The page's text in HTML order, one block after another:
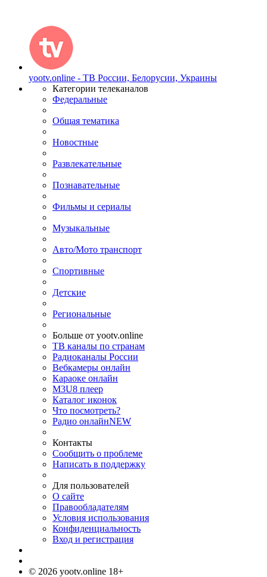
yootv.online - ТВ России, Белорусии, Украины
Категории телеканалов
Федеральные
Общая тематика
Новостные
Развлекательные
Познавательные
Фильмы и сериалы
Музыкальные
Авто/Мото транспорт
Спортивные
Детские
Региональные
Больше от yootv.online
ТВ каналы по странам
Радиоканалы России
Вебкамеры онлайн
Караоке онлайн
M3U8 плеер
Каталог иконок
Что посмотреть?
Радио онлайнNEW
Контакты
Сообщить о проблеме
Написать в поддержку
Для пользователей
О сайте
Правообладателям
Условия использования
Конфиденциальность
Вход и регистрация
© 2026 yootv.online 18+